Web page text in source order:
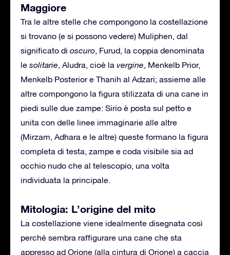
Maggiore
Tra le altre stelle che compongono la costellazione
si trovano (e si possono vedere) Muliphen, dal
significato di oscuro, Furud, la coppia denominata
le solitarie, Aludra, cioè la vergine, Menkelb Prior,
Menkelb Posterior e Thanih al Adzari; assieme alle
altre compongono la figura stilizzata di una cane in
piedi sulle due zampe: Sirio è posta sul petto e
unita con delle linee immaginarie alle altre
(Mirzam, Adhara e le altre) queste formano la figura
completa di testa, zampe e coda visibile sia ad
occhio nudo che al telescopio, una volta
individuata la principale.
Mitologia: L’origine del mito
La costellazione viene idealmente disegnata così
perché sembra raffigurare una cane che sta
appresso ad Orione (alla cintura di Orione) a caccia